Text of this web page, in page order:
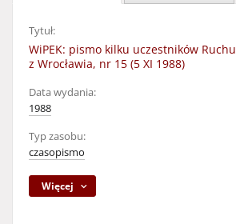
Tytuł:
WiPEK: pismo kilku uczestników
z Wrocławia, nr 15 (5 XI 1988)
Data wydania:
1988
Typ zasobu:
czasopismo
Więcej